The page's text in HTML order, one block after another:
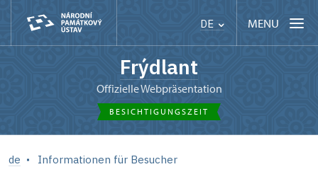
DE MENU
Frýdlant
offizielle Webpräsentation
BESICHTIGUNGSZEIT
de Informationen für Besucher